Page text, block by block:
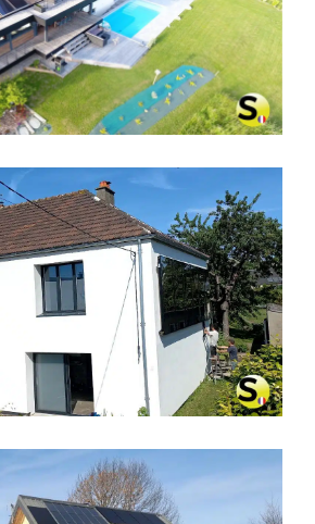
SOLAIRE SOLISART À
HAUTE-SAVOIE
SOLAIRE SOLISART SC1
– MANCHE